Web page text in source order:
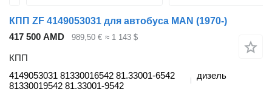
КПП ZF 4149053031 для автобуса MAN (1970-)
417 500 AMD
989,50 € ≈ 1 143 $
КПП
4149053031 81330016542 81.33001-6542
81330019542 81.33001-9542
дизель